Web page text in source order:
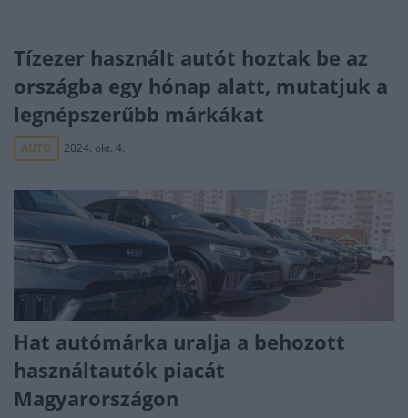
Tízezer használt autót hoztak be az
országba egy hónap alatt, mutatjuk a
legnépszerűbb márkákat
AUTÓ 2024. okt. 4.
Hat autómárka uralja a behozott
használtautók piacát
Magyarországon